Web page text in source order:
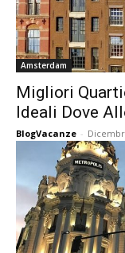
Amsterdam
Migliori
Ideali Dove
BlogVacanze -